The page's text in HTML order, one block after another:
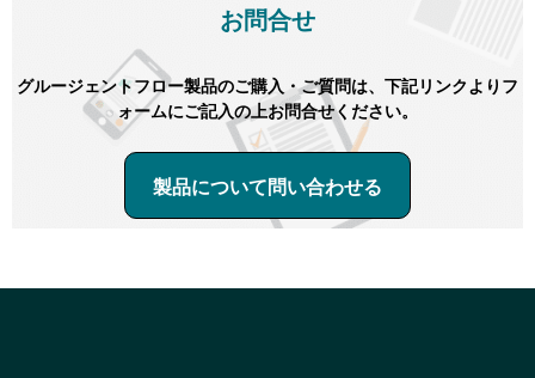
お問合せ
グルージェントフロー製品のご購入・ご質問は、下記リンクよりフ
ォームにご記入の上お問合せください。
製品について問い合わせる